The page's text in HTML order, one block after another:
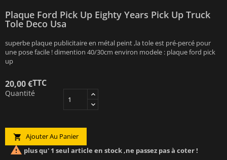
Plaque Ford Pick Up Eighty Years Pick Up Truck
Tole Deco Usa
superbe plaque publicitaire en métal peint ,la tole est pré-percé pour
une pose facile ! dimention 40/30cm environ modele : plaque ford pick
up
20,00 €TTC
Quantité
 Ajouter Au Panier
 plus qu' 1 seul article en stock ,ne passez pas à coter !